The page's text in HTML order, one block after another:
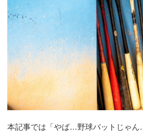
本記事では「やば…野球バットじゃ